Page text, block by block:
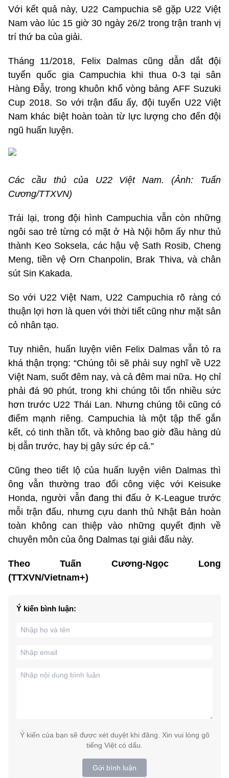
Với kết quả này, U22 Campuchia sẽ gặp U22 Việt
Nam vào lúc 15 giờ 30 ngày 26/2 trong trận tranh vị
trí thứ ba của giải.
Tháng 11/2018, Felix Dalmas cũng dẫn dắt đội
tuyển quốc gia Campuchia khi thua 0-3 tại sân
Hàng Đẫy, trong khuôn khổ vòng bảng AFF Suzuki
Cup 2018. So với trận đấu ấy, đội tuyển U22 Việt
Nam khác biệt hoàn toàn từ lực lượng cho đến đội
ngũ huấn luyện.
Các cầu thủ của U22 Việt Nam. (Ảnh: Tuấn
Cương/TTXVN)
Trái lại, trong đội hình Campuchia vẫn còn những
ngôi sao trẻ từng có mặt ở Hà Nội hôm ấy như thủ
thành Keo Soksela, các hậu vệ Sath Rosib, Cheng
Meng, tiền vệ Orn Chanpolin, Brak Thiva, và chân
sút Sin Kakada.
So với U22 Việt Nam, U22 Campuchia rõ ràng có
thuận lợi hơn là quen với thời tiết cũng như mặt sân
cỏ nhân tạo.
Tuy nhiên, huấn luyện viên Felix Dalmas vẫn tỏ ra
khá thận trọng: “Chúng tôi sẽ phải suy nghĩ về U22
Việt Nam, suốt đêm nay, và cả đêm mai nữa. Họ chỉ
phải đá 90 phút, trong khi chúng tôi tốn nhiều sức
hơn trước U22 Thái Lan. Nhưng chúng tôi cũng có
điểm mạnh riêng. Campuchia là một tập thể gắn
kết, có tinh thần tốt, và không bao giờ đầu hàng dù
bị dẫn trước, hay bị gây sức ép cả.”
Cũng theo tiết lộ của huấn luyện viên Dalmas thì
ông vẫn thường trao đổi công việc với Keisuke
Honda, người vẫn đang thi đấu ở K-League trước
mỗi trận đấu, nhưng cựu danh thủ Nhật Bản hoàn
toàn không can thiệp vào những quyết định về
chuyên môn của ông Dalmas tại giải đấu này.
Theo Tuấn Cương-Ngọc Long
(TTXVN/Vietnam+)
Ý kiến bình luận:
Ý kiến của bạn sẽ được xét duyệt khi đăng. Xin vui lòng gõ
tiếng Việt có dấu.
Gửi bình luận